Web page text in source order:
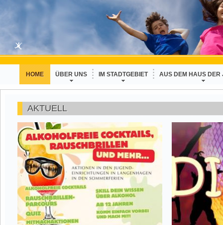
HOME ÜBER UNS IM STADTGEBIET AUS DEM HAUS DER
AKTUELL